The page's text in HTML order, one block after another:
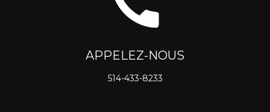
APPELEZ-NOUS
514-433-8233